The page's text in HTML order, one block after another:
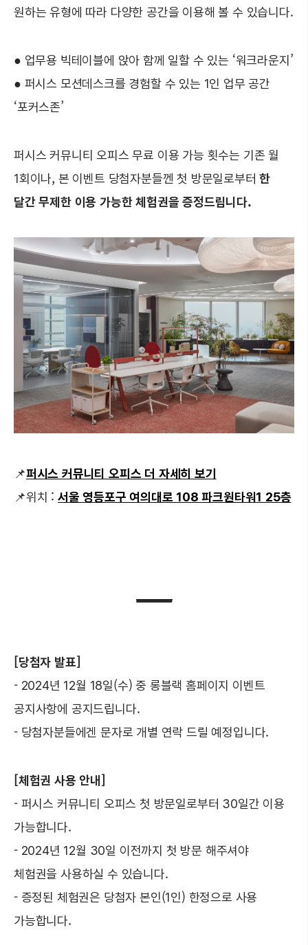
원하는 유형에 따라 다양한 공간을 이용해 볼 수 있습니다.
● 업무용 빅테이블에 앉아 함께 일할 수 있는 ‘워크라운지’
● 퍼시스 모션데스크를 경험할 수 있는 1인 업무 공간
‘포커스존’
퍼시스 커뮤니티 오피스 무료 이용 가능 횟수는 기존 월
1회이나, 본 이벤트 당첨자분들껜 첫 방문일로부터한
달간 무제한 이용 가능한 체험권을 증정드립니다.
📌퍼시스 커뮤니티 오피스 더 자세히 보기
📌위치 : 서울 영등포구 여의대로 108 파크원타워1 25층
[당첨자 발표]
- 2024년 12월 18일(수) 중 롱블랙 홈페이지 이벤트
공지사항에 공지드립니다.
- 당첨자분들에겐 문자로 개별 연락 드릴 예정입니다.
[체험권 사용 안내]
- 퍼시스 커뮤니티 오피스 첫 방문일로부터 30일간 이용
가능합니다.
- 2024년 12월 30일 이전까지 첫 방문 해주셔야
체험권을 사용하실 수 있습니다.
- 증정된 체험권은 당첨자 본인(1인) 한정으로 사용
가능합니다.